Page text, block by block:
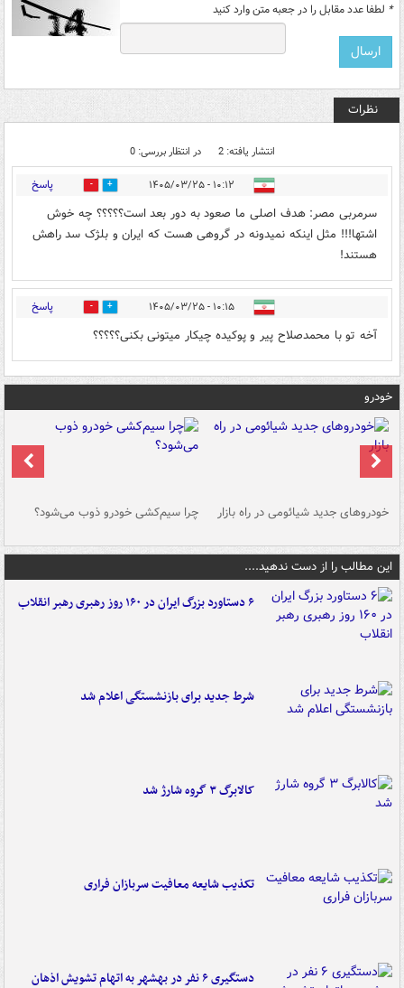
* لطفا عدد مقابل را در جعبه متن وارد کنید
نظرات
انتشار یافته: 2 در انتظار بررسی: 0
۱۰:۱۲ - ۱۴۰۵/۰۳/۲۵ 0 پاسخ
سرمربی مصر: هدف اصلی ما صعود به دور بعد است؟؟؟؟؟ چه خوش
اشتها!!! مثل اینکه نمیدونه در گروهی هست که ایران و بلژک سد راهش
هستند!
۱۰:۱۵ - ۱۴۰۵/۰۳/۲۵ 0 پاسخ
آخه تو با محمدصلاح پیر و پوکیده چیکار میتونی بکنی؟؟؟؟؟
خودرو
خودروهای جدید شیائومی در راه بازار چرا سیم‌کشی خودرو ذوب می‌شود؟
این مطالب را از دست ندهید....
۶ دستاورد بزرگ ایران در ۱۶۰ روز رهبری رهبر انقلاب
شرط جدید برای بازنشستگی اعلام شد
کالابرگ ۳ گروه شارژ شد
تکذیب شایعه معافیت سربازان فراری
دستگیری ۶ نفر در بهشهر به اتهام تشویش اذهان